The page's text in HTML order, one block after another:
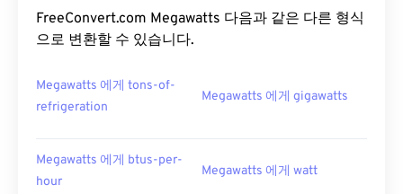
FreeConvert.com Megawatts 다음과 같은 다른 형식
으로 변환할 수 있습니다.
Megawatts 에게 tons-of-
refrigeration
Megawatts 에게 gigawatts
Megawatts 에게 btus-per-
hour
Megawatts 에게 watt